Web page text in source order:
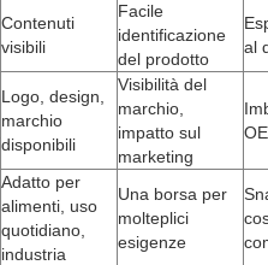
Contenuti
visibili
Facile
identificazione
del prodotto
al
Logo, design,
marchio
disponibili
Visibilità del
marchio,
impatto sul
marketing
Adatto per
alimenti, uso
quotidiano,
industria
Una borsa per
molteplici
esigenze